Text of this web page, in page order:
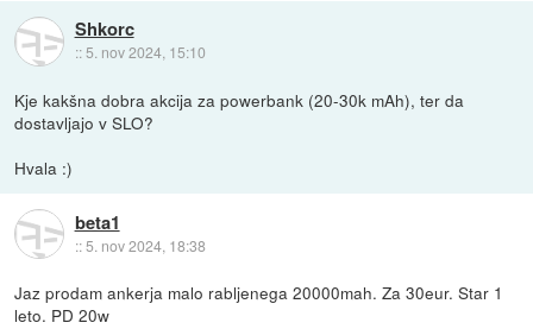
Shkorc
:: 5. nov 2024, 15:10
Kje kakšna dobra akcija za powerbank (20-30k mAh), ter da
dostavljajo v SLO?
Hvala :)
beta1
::5. nov 2024, 18:38
Jaz prodam ankerja malo rabljenega 20000mah. Za 30eur. Star 1
leto. PD 20w